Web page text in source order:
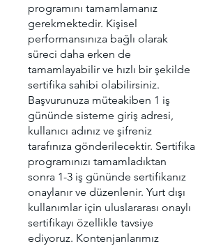
programını tamamlamanız
gerekmektedir. Kişisel
performansınıza bağlı olarak
süreci daha erken de
tamamlayabilir ve hızlı bir şekilde
sertifika sahibi olabilirsiniz.
Başvurunuza müteakiben 1 iş
gününde sisteme giriş adresi,
kullanıcı adınız ve şifreniz
tarafınıza gönderilecektir. Sertifika
programınızı tamamladıktan
sonra 1-3 iş gününde sertifikanız
onaylanır ve düzenlenir. Yurt dışı
kullanımlar için uluslararası onaylı
sertifikayı özellikle tavsiye
ediyoruz. Kontenjanlarımız